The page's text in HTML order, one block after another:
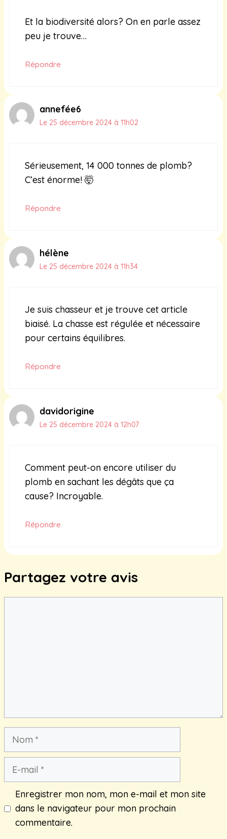
Et la biodiversité alors? On en parle assez
peu je trouve…
Répondre
annefée6
Le 25 décembre 2024 à 11h02
Sérieusement, 14 000 tonnes de plomb?
C’est énorme! 🤯
Répondre
hélène
Le 25 décembre 2024 à 11h34
Je suis chasseur et je trouve cet article
biaisé. La chasse est régulée et nécessaire
pour certains équilibres.
Répondre
davidorigine
Le 25 décembre 2024 à 12h07
Comment peut-on encore utiliser du
plomb en sachant les dégâts que ça
cause? Incroyable.
Répondre
Partagez votre avis
Nom
Enregistrer mon nom, mon e-mail et mon site
dans le navigateur pour mon prochain
commentaire.